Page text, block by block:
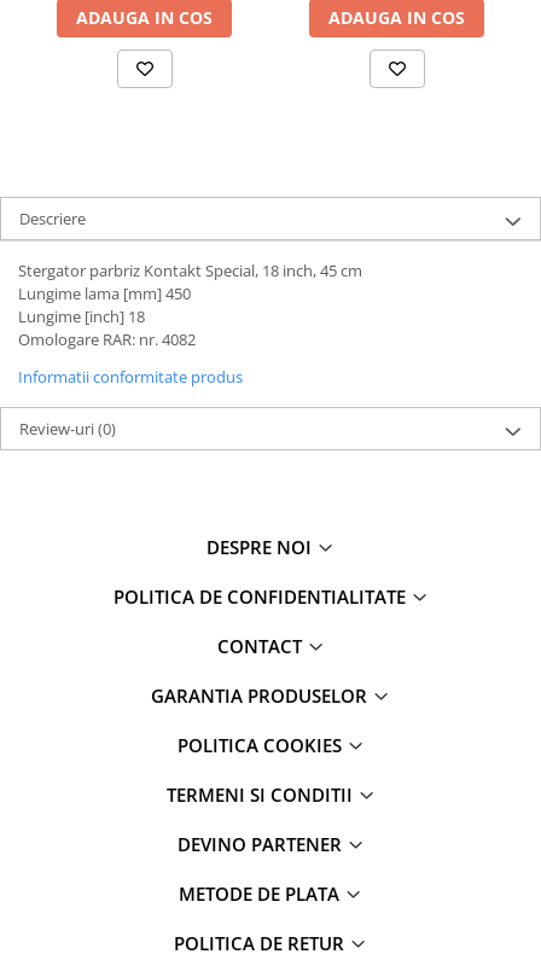
ADAUGA IN COS ADAUGA IN COS
Descriere
Stergator parbriz Kontakt Special, 18 inch, 45 cm
Lungime lama [mm] 450
Lungime [inch] 18
Omologare RAR: nr. 4082
Informatii conformitate produs
Review-uri(0)
DESPRE NOI
POLITICA DE CONFIDENTIALITATE
CONTACT
GARANTIA PRODUSELOR
POLITICA COOKIES
TERMENI SI CONDITII
DEVINO PARTENER
METODE DE PLATA
POLITICA DE RETUR